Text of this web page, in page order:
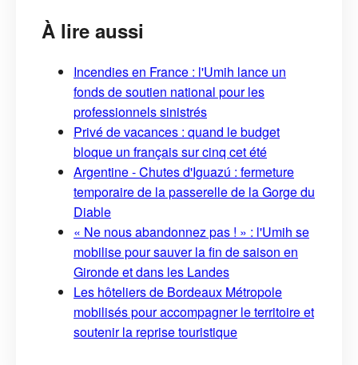
À lire aussi
Incendies en France : l'Umih lance un
fonds de soutien national pour les
professionnels sinistrés
Privé de vacances : quand le budget
bloque un français sur cinq cet été
Argentine - Chutes d'Iguazú : fermeture
temporaire de la passerelle de la Gorge du
Diable
« Ne nous abandonnez pas ! » : l'Umih se
mobilise pour sauver la fin de saison en
Gironde et dans les Landes
Les hôteliers de Bordeaux Métropole
mobilisés pour accompagner le territoire et
soutenir la reprise touristique